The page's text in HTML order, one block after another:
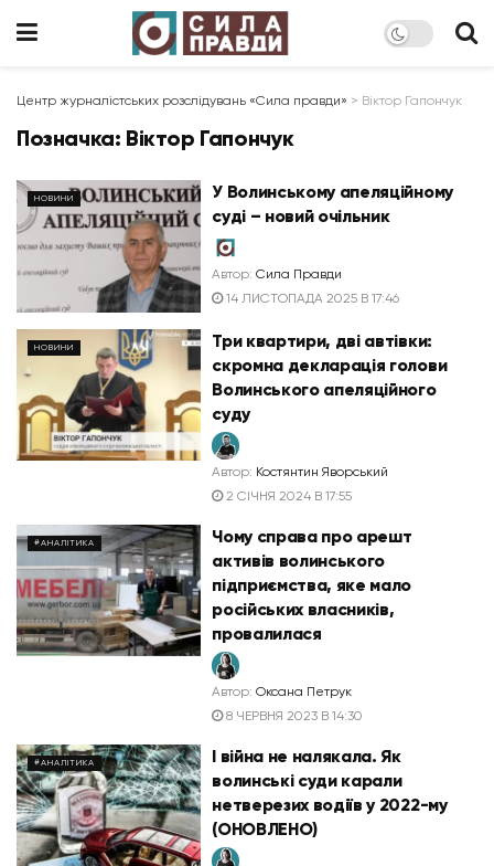
Центр журналістських розслідувань «Сила правди» > Віктор Гапончук
Позначка: Віктор Гапончук
НОВИНИ
У Волинському апеляційному
суді – новий очільник
Автор: Сила Правди
14 ЛИСТОПАДА 2025 В 17:46
НОВИНИ
Три квартири, дві автівки:
скромна декларація голови
Волинського апеляційного
суду
Автор: Костянтин Яворський
2 СІЧНЯ 2024 В 17:55
#АНАЛІТИКА
Чому справа про арешт
активів волинського
підприємства, яке мало
російських власників,
провалилася
Автор: Оксана Петрук
8 ЧЕРВНЯ 2023 В 14:30
#АНАЛІТИКА
І війна не налякала. Як
волинські суди карали
нетверезих водіїв у 2022-му
(ОНОВЛЕНО)